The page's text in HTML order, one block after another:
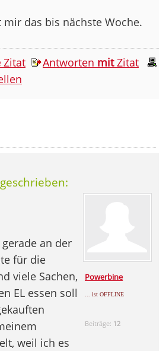
das bis nächste Woche.
Zitat Antworten mitZitat
Powerbine
... ist OFFLINE
Beiträge: 12
an der
für die
viele Sachen,
EL essen soll
weil ich es